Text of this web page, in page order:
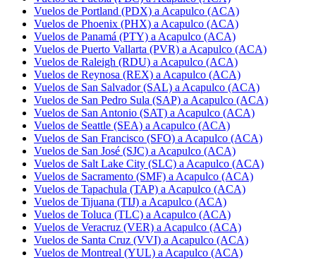
Vuelos de Portland (PDX) a Acapulco (ACA)
Vuelos de Phoenix (PHX) a Acapulco (ACA)
Vuelos de Panamá (PTY) a Acapulco (ACA)
Vuelos de Puerto Vallarta (PVR) a Acapulco (ACA)
Vuelos de Raleigh (RDU) a Acapulco (ACA)
Vuelos de Reynosa (REX) a Acapulco (ACA)
Vuelos de San Salvador (SAL) a Acapulco (ACA)
Vuelos de San Pedro Sula (SAP) a Acapulco (ACA)
Vuelos de San Antonio (SAT) a Acapulco (ACA)
Vuelos de Seattle (SEA) a Acapulco (ACA)
Vuelos de San Francisco (SFO) a Acapulco (ACA)
Vuelos de San José (SJC) a Acapulco (ACA)
Vuelos de Salt Lake City (SLC) a Acapulco (ACA)
Vuelos de Sacramento (SMF) a Acapulco (ACA)
Vuelos de Tapachula (TAP) a Acapulco (ACA)
Vuelos de Tijuana (TIJ) a Acapulco (ACA)
Vuelos de Toluca (TLC) a Acapulco (ACA)
Vuelos de Veracruz (VER) a Acapulco (ACA)
Vuelos de Santa Cruz (VVI) a Acapulco (ACA)
Vuelos de Montreal (YUL) a Acapulco (ACA)